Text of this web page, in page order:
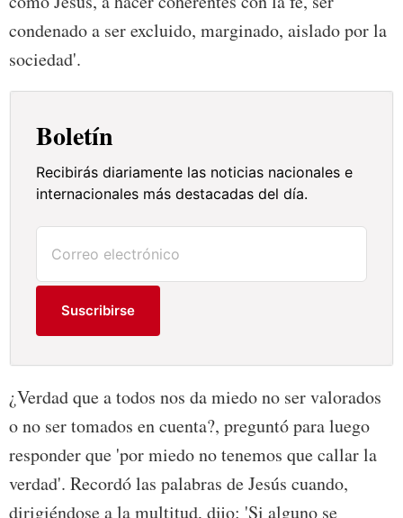
condenado a ser excluido, marginado, aislado por la
sociedad'.
Boletín
Recibirás diariamente las noticias nacionales e
internacionales más destacadas del día.
Suscribirse
¿Verdad que a todos nos da miedo no ser valorados
o no ser tomados en cuenta?, preguntó para luego
responder que 'por miedo no tenemos que callar la
verdad'. Recordó las palabras de Jesús cuando,
dirigiéndose a la multitud, dijo: 'Si alguno se